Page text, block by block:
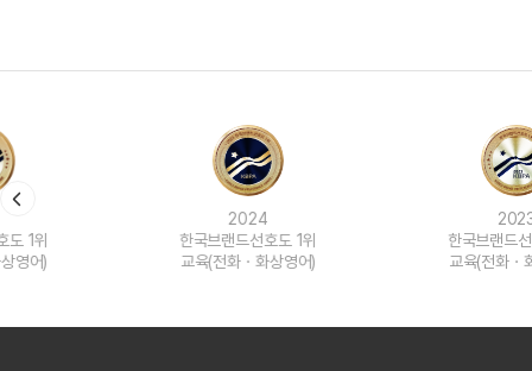
한국브랜드선호도 1위
교육(전화ㆍ화상영어)
한국브랜드선호도 1위
교육(전화ㆍ화상영어)